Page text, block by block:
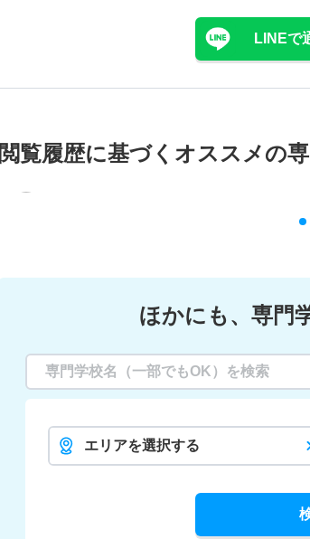
LINEで
閲覧履歴に基づく オススメの
ほかにも、 専門
エリアを選択する